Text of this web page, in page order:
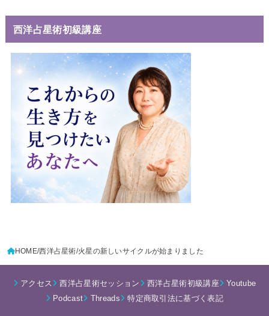
西洋占星術初級講座
HOME 西洋占星術 火星の新しいサイクルが始まりました
アクセス 西洋占星術セッション 西洋占星術初級講座
Youtube
Podcast
Threads 特定商取引法に基づく表記